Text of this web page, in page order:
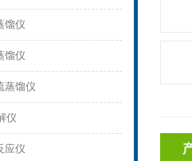
馏仪
馏仪
蒸馏仪
仪
应仪